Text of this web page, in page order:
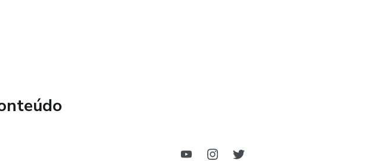
humanos são uma poderosa ferramenta tanto
a lidar com seus pontos fortes e desafios.
os conhecimentos adquiridos na prática. Isso